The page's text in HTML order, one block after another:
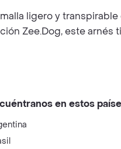
ligero y
Zee.Dog, este
en estos